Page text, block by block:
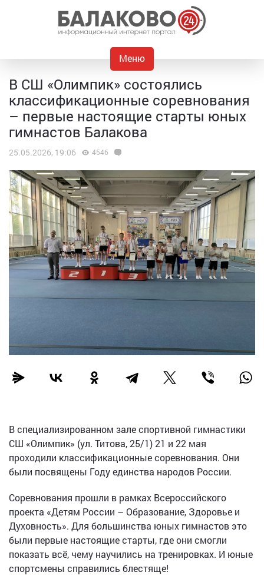
Меню
В СШ «Олимпик» состоялись
классификационные соревнования
– первые настоящие старты юных
гимнастов Балакова
25.05.2026, 19:06 4546
В специализированном зале спортивной гимнастики
СШ «Олимпик» (ул. Титова, 25/1) 21 и 22 мая
проходили классификационные соревнования. Они
были посвящены Году единства народов России.
Соревнования прошли в рамках Всероссийского
проекта «Детям России – Образование, Здоровье и
Духовность». Для большинства юных гимнастов это
были первые настоящие старты, где они смогли
показать всё, чему научились на тренировках. И юные
спортсмены справились блестяще!